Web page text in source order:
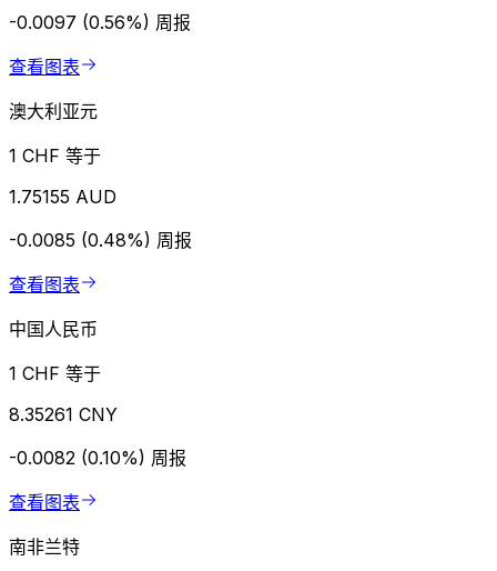
-0.0097 (0.56%) 周报
查看图表
澳大利亚元
1 CHF 等于
1.75155 AUD
-0.0085 (0.48%) 周报
查看图表
中国人民币
1 CHF 等于
8.35261 CNY
-0.0082 (0.10%) 周报
查看图表
南非兰特